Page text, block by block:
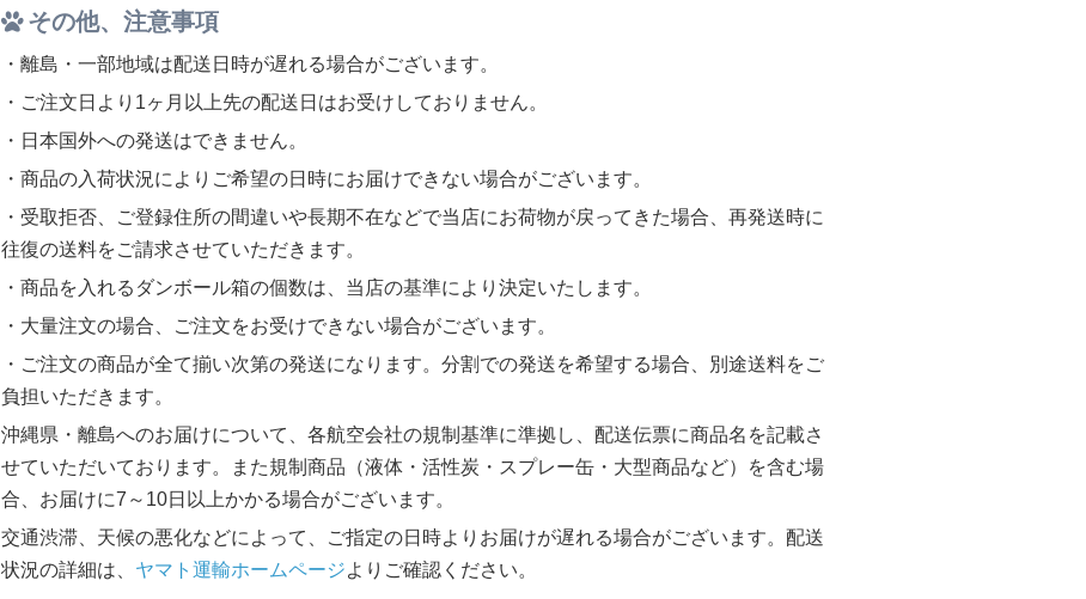
その他、注意事項
・離島・一部地域は配送日時が遅れる場合がございます。
・ご注文日より1ヶ月以上先の配送日はお受けしておりません。
・日本国外への発送はできません。
・商品の入荷状況によりご希望の日時にお届けできない場合がございます。
・受取拒否、ご登録住所の間違いや長期不在などで当店にお荷物が戻ってきた場合、再発送時に
往復の送料をご請求させていただきます。
・商品を入れるダンボール箱の個数は、当店の基準により決定いたします。
・大量注文の場合、ご注文をお受けできない場合がございます。
・ご注文の商品が全て揃い次第の発送になります。分割での発送を希望する場合、別途送料をご
負担いただきます。
沖縄県・離島へのお届けについて、各航空会社の規制基準に準拠し、配送伝票に商品名を記載さ
せていただいております。また規制商品（液体・活性炭・スプレー缶・大型商品など）を含む場
合、お届けに7～10日以上かかる場合がございます。
交通渋滞、天候の悪化などによって、ご指定の日時よりお届けが遅れる場合がございます。配送
状況の詳細は、 ヤマト運輸ホームページよりご確認ください。